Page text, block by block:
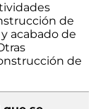
de
acabado de
de